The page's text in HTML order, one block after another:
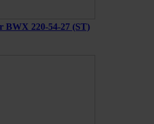
BWX 220-54-27 (ST)